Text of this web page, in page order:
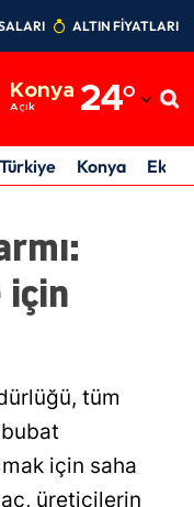
ALTIN FİYATLARI
Konya
Açık 24°
Adıyaman
Afyonkarahisar
Amasya
Ankara
Aydın
Balıkesir
Türkiye Konya
için
tüm
için saha
üreticilerin